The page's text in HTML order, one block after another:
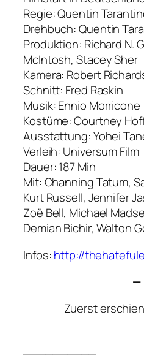
Regie: Quentin
Drehbuch: Quentin
Produktion: Richard N.
McIntosh, Stacey Sher
Kamera: Robert
Schnitt: Fred Raskin
Musik: Ennio Morricone
Kostüme: Courtney
Ausstattung: Yohei
Verleih: Universum Film
Dauer: 187 Min
Mit: Channing Tatum,
Kurt Russell, Jennifer
Zoë Bell, Michael
Demian Bichir, Walton
Infos:http://
—
Zuerst
__________